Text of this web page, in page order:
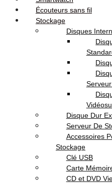
Bluetooth, USB, carte
elle permet de diffuser
un smartphone, une
batterie rechargeable
transport, la SING-E
partout pour le
animations familiales.
Avis (0)
Reviews
Écouteurs sans fil
Stockage
Disques
Serveur
Disque Dur
Serveur De
Accessoires
Stockage
Clé USB
Carte
CD et DVD